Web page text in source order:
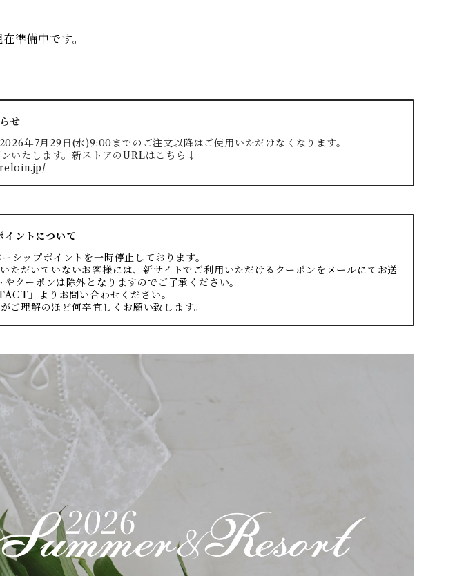
準備中です。
せ
年7月29日(水)9:00までのご注文以降はご使用いただけなくなります。
いたします。新ストアのURLはこちら↓
イントについて
シップポイントを一時停止しております。
だいていないお客様には、新サイトでご利用いただけるクーポンをメールにてお送
クーポンは除外となりますのでご了承ください。
」よりお問い合わせください。
ご理解のほど何卒宜しくお願い致します。